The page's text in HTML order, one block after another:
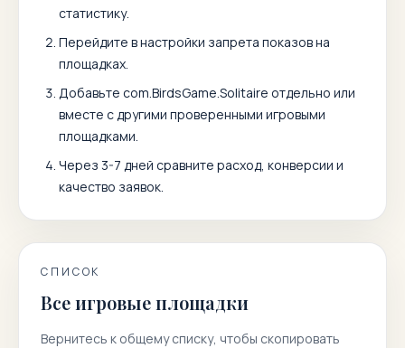
статистику.
Перейдите в настройки запрета показов на
площадках.
Добавьте com.BirdsGame.Solitaire отдельно или
вместе с другими проверенными игровыми
площадками.
Через 3-7 дней сравните расход, конверсии и
качество заявок.
СПИСОК
Все игровые площадки
Вернитесь к общему списку, чтобы скопировать